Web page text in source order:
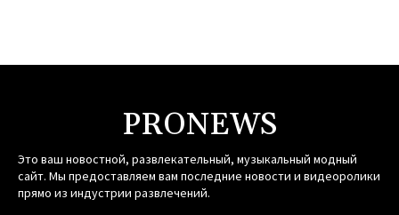
PRONEWS
Это ваш новостной, развлекательный, музыкальный модный
сайт. Мы предоставляем вам последние новости и видеоролики
прямо из индустрии развлечений.